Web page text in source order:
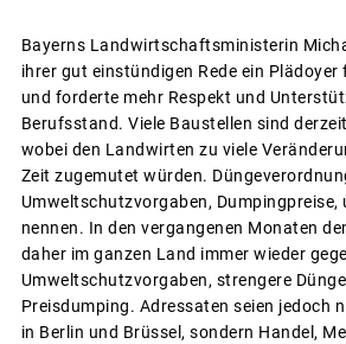
Bayerns Landwirtschaftsministerin
ihrer gut einstündigen Rede ein
und forderte mehr Respekt und
Berufsstand. Viele Baustellen sind
wobei den Landwirten zu viele
Zeit zugemutet würden.
Umweltschutzvorgaben, Dumpingpreise,
nennen. In den vergangenen Monaten
daher im ganzen Land immer wieder
Umweltschutzvorgaben, strengere
Preisdumping. Adressaten seien jedoch
in Berlin und Brüssel, sondern Handel,